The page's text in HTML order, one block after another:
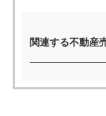
来店予約
関連する不動産